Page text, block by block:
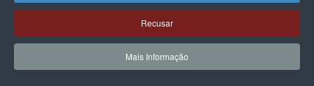
Recusar
Mais Informação